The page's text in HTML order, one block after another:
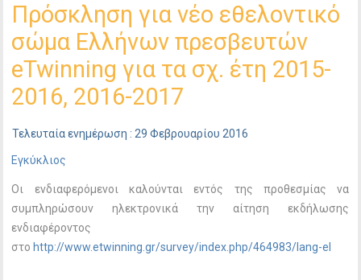
Πρόσκληση για νέο εθελοντικό
σώμα Ελλήνων πρεσβευτών
eTwinning για τα σχ. έτη 2015-
2016, 2016-2017
Τελευταία ενημέρωση : 29 Φεβρουαρίου 2016
Εγκύκλιος
Οι ενδιαφερόμενοι καλούνται εντός της προθεσμίας να
συμπληρώσουν ηλεκτρονικά την αίτηση εκδήλωσης
ενδιαφέροντος
στο http://www.etwinning.gr/survey/index.php/464983/lang-el